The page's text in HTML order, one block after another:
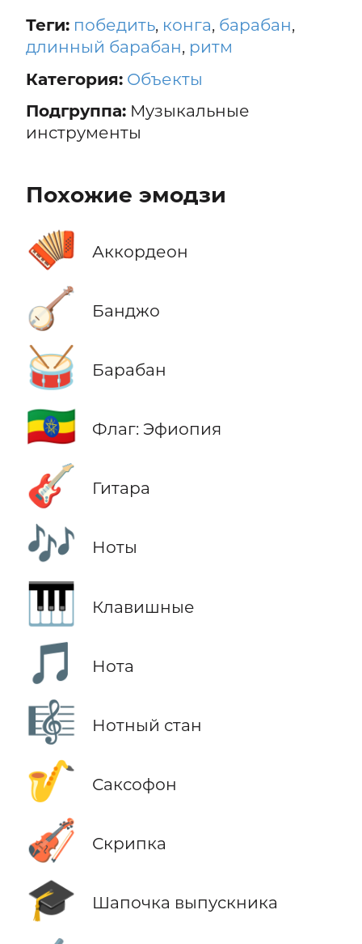
Теги: победить, конга, барабан,
длинный барабан, ритм
Категория: Объекты
Подгруппа:Музыкальные
инструменты
Похожие эмодзи
🪗 Аккордеон
🪕 Банджо
🥁 Барабан
🇪🇹 Флаг: Эфиопия
🎸 Гитара
🎶 Ноты
🎹 Клавишные
🎵 Нота
🎼 Нотный стан
🎷 Саксофон
🎻 Скрипка
🎓 Шапочка выпускника